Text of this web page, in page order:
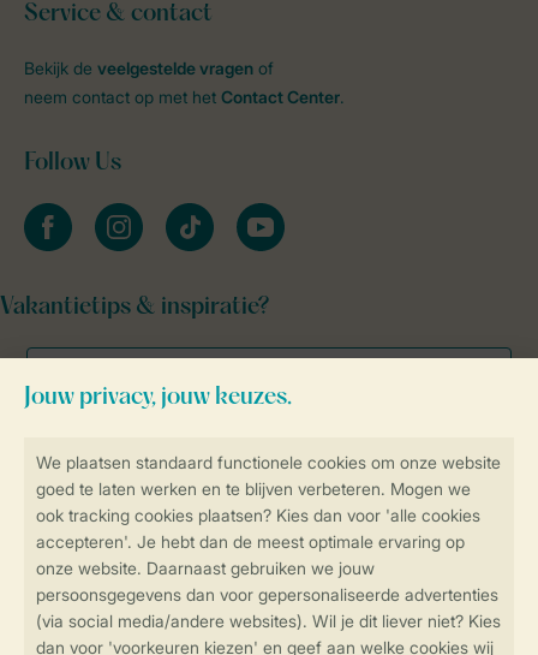
Veilig en snel online boeken
Veilige gegevensoverdracht
Veilige betaling
Service & contact
Bekijk de veelgestelde vragen of
neem contact op met het Contact Center.
Follow Us
facebookinstagramtiktok youtube
Vakantietips & inspiratie?